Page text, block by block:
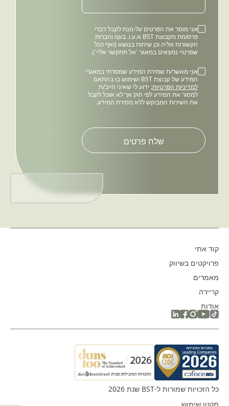
אני מוסר את הפרטים על-מנת לקבל דברי
פרסומת מקבוצת BST א.ע.ו. בעמ וחברות
הקשורות אליה וכן שיחות בנושא (ואף ככל
שפרטיי נמצאים במאגר 'אל תתקשר אליי').
אני מאשר/ת שמירת המידע שמסרתי במאגרי
המידע של קבוצת BST ושימוש בו בהתאם
למדיניות הפרטיות; ידוע לי שאיני חייב/ת
למסור את המידע לפי חוק אך לא אוכל לקבל
את השירות המבוקש ללא מסירת המידע.
leave
this
אודות
קריירה
מאמרים
פרויקטים בשיווק
קוד אתי
כל הזכויות שמורות ל-BST שנת 2026